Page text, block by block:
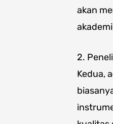
akan
2.
Kedua,